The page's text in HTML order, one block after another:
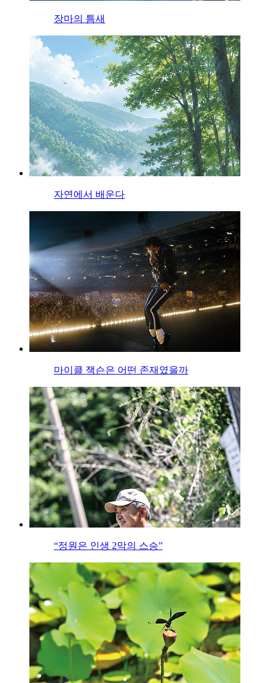
장마의 틈새
자연에서 배운다
마이클 잭슨은 어떤 존재였을까
“정원은 인생 2막의 스승”